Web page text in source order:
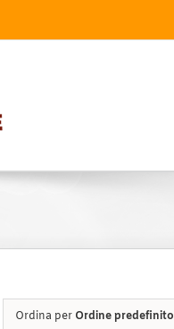
Ordina per Ordine predefinito